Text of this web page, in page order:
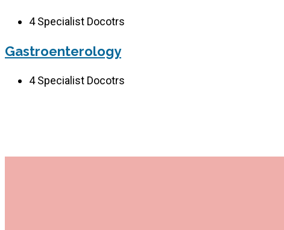
4Specialist Docotrs
Gastroenterology
4Specialist Docotrs